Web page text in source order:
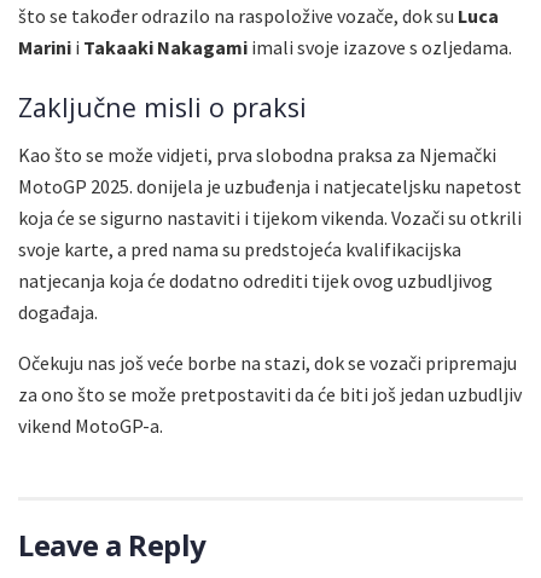
što se također odrazilo na raspoložive vozače, dok su Luca
Marini i Takaaki Nakagami imali svoje izazove s ozljedama.
Zaključne misli o praksi
Kao što se može vidjeti, prva slobodna praksa za Njemački
MotoGP 2025. donijela je uzbuđenja i natjecateljsku napetost
koja će se sigurno nastaviti i tijekom vikenda. Vozači su otkrili
svoje karte, a pred nama su predstojeća kvalifikacijska
natjecanja koja će dodatno odrediti tijek ovog uzbudljivog
događaja.
Očekuju nas još veće borbe na stazi, dok se vozači pripremaju
za ono što se može pretpostaviti da će biti još jedan uzbudljiv
vikend MotoGP-a.
Leave a Reply